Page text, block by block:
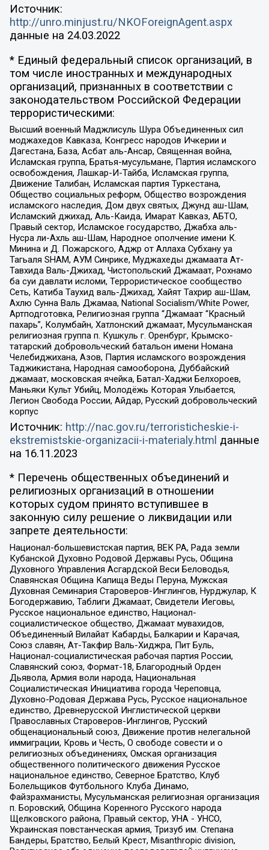
Источник:
http://unro.minjust.ru/NKOForeignAgent.aspx
данные на 24.03.2022
* Единый федеральный список организаций, в
том числе иностранных и международных
организаций, признанных в соответствии с
законодательством Российской Федерации
террористическими:
Высший военный Маджлисуль Шура Объединенных сил
моджахедов Кавказа, Конгресс народов Ичкерии и
Дагестана, База, Асбат аль-Ансар, Священная война,
Исламская группа, Братья-мусульмане, Партия исламского
освобождения, Лашкар-И-Тайба, Исламская группа,
Движение Талибан, Исламская партия Туркестана,
Общество социальных реформ, Общество возрождения
исламского наследия, Дом двух святых, Джунд аш-Шам,
Исламский джихад, Аль-Каида, Имарат Кавказ, АБТО,
Правый сектор, Исламское государство, Джабха аль-
Нусра ли-Ахль аш-Шам, Народное ополчение имени К.
Минина и Д. Пожарского, Аджр от Аллаха Субхану уа
Тагьаля SHAM, АУМ Синрике, Муджахеды джамаата Ат-
Тавхида Валь-Джихад, Чистопольский Джамаат, Рохнамо
ба суи давлати исломи, Террористическое сообщество
Сеть, Катиба Таухид валь-Джихад, Хайят Тахрир аш-Шам,
Ахлю Сунна Валь Джамаа, National Socialism/White Power,
Артподготовка, Религиозная группа “Джамаат “Красный
пахарь”, Колумбайн, Хатлонский джамаат, Мусульманская
религиозная группа п. Кушкуль г. Оренбург, Крымско-
татарский добровольческий батальон имени Номана
Челебиджихана, Азов, Партия исламского возрождения
Таджикистана, Народная самооборона, Дуббайский
джамаат, московская ячейка, Батал-Хаджи Белхороев,
Маньяки Культ Убийц, Молодёжь Которая Улыбается,
Легион Свобода России, Айдар, Русский добровольческий
корпус
Источник: http://nac.gov.ru/terroristicheskie-i-
ekstremistskie-organizacii-i-materialy.html данные
на 16.11.2023
* Перечень общественных объединений и
религиозных организаций в отношении
которых судом принято вступившее в
законную силу решение о ликвидации или
запрете деятельности:
Национал-большевистская партия, ВЕК РА, Рада земли
Кубанской Духовно Родовой Державы Русь, Община
Духовного Управления Асгардской Веси Беловодья,
Славянская Община Капища Веды Перуна, Мужская
Духовная Семинария Староверов-Инглингов, Нурджулар, К
Богодержавию, Таблиги Джамаат, Свидетели Иеговы,
Русское национальное единство, Национал-
социалистическое общество, Джамаат мувахидов,
Объединенный Вилайат Кабарды, Балкарии и Карачая,
Союз славян, Ат-Такфир Валь-Хиджра, Пит Буль,
Национал-социалистическая рабочая партия России,
Славянский союз, Формат-18, Благородный Орден
Дьявола, Армия воли народа, Национальная
Социалистическая Инициатива города Череповца,
Духовно-Родовая Держава Русь, Русское национальное
единство, Древнерусской Инглистической церкви
Православных Староверов-Инглингов, Русский
общенациональный союз, Движение против нелегальной
иммиграции, Кровь и Честь, О свободе совести и о
религиозных объединениях, Омская организация
общественного политического движения Русское
национальное единство, Северное Братство, Клуб
Болельщиков Футбольного Клуба Динамо,
Файзрахманисты, Мусульманская религиозная организация
п. Боровский, Община Коренного Русского народа
Щелковского района, Правый сектор, УНА - УНСО,
Украинская повстанческая армия, Тризуб им. Степана
Бандеры, Братство, Белый Крест, Misanthropic division,